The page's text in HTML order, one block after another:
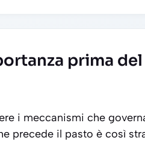
prima del
i meccanismi che
precede il pasto è così